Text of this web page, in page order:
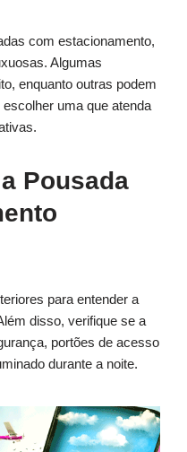
com estacionamento,
Algumas
enquanto outras podem
uma que atenda
Pousada
para entender a
disso, verifique se a
portões de acesso
durante a noite.